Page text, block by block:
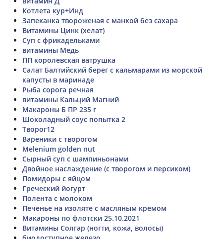
Котлета кур+Инд
Запеканка твороженая с манкой без сахара
Витамины Цинк (хелат)
Суп с фрикадельками
витамины Медь
ПП королевская ватрушка
Салат Балтийский берег с кальмарами из морской
капусты в маринаде
Рыба сорога речная
витамины Кальций Магний
Макароны Б ПР 235 г
Шоколадный соус попытка 2
Творог12
Вареники с творогом
Melenium golden nut
Сырный суп с шампиньонами
Двойное наслаждение (с творогом и персиком)
Помидоры с яйцом
Греческий йогурт
Полента с молоком
Печенье на изоляте с масляным кремом
Макароны по флотски 25.10.2021
Витамины Солгар (ногти, кожа, волосы)